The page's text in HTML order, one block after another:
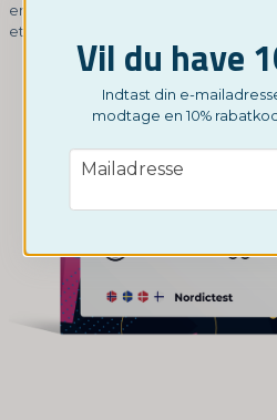
en skade eller infektion, stiger CRP-
et vigtigt redskab til at spore
Vil du have
Indtast din e-
modtage en 10%
email
Mailadresse